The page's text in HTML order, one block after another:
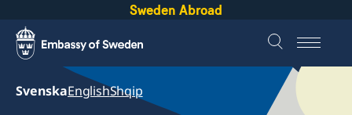
Sweden Abroad
SvenskaEnglishShqip